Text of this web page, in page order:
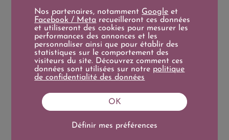
Livraison
Délai d'Expédition moyen 7
Paiement sécurisé
Apple Pay / Paypal / CB
Nos partenaires, notamment Google et
Facebook / Meta recueilleront ces données
et utiliseront des cookies pour mesurer les
performances des annonces et les
personnaliser ainsi que pour établir des
statistiques sur le comportement des
visiteurs du site. Découvrez comment ces
données sont utilisées sur notre politique
de confidentialité des données
Définir mes préférences
OK